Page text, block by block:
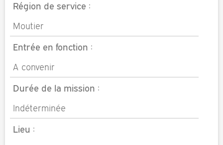
Région de service :
Moutier
Entrée en fonction :
A convenir
Durée de la mission :
Indéterminée
Lieu :